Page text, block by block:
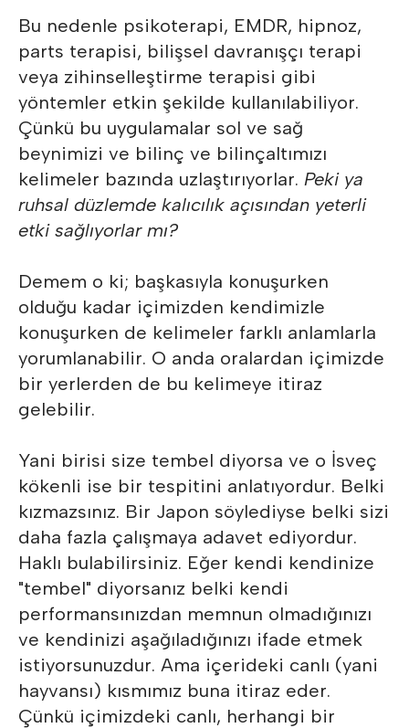
Bu nedenle psikoterapi, EMDR, hipnoz,
parts terapisi, bilişsel davranışçı terapi
veya zihinselleştirme terapisi gibi
yöntemler etkin şekilde kullanılabiliyor.
Çünkü bu uygulamalar sol ve sağ
beynimizi ve bilinç ve bilinçaltımızı
kelimeler bazında uzlaştırıyorlar. Peki ya
ruhsal düzlemde kalıcılık açısından yeterli
etki sağlıyorlar mı?
Demem o ki; başkasıyla konuşurken
olduğu kadar içimizden kendimizle
konuşurken de kelimeler farklı anlamlarla
yorumlanabilir. O anda oralardan içimizde
bir yerlerden de bu kelimeye itiraz
gelebilir.
Yani birisi size tembel diyorsa ve o İsveç
kökenli ise bir tespitini anlatıyordur. Belki
kızmazsınız. Bir Japon söylediyse belki sizi
daha fazla çalışmaya adavet ediyordur.
Haklı bulabilirsiniz. Eğer kendi kendinize
"tembel" diyorsanız belki kendi
performansınızdan memnun olmadığınızı
ve kendinizi aşağıladığınızı ifade etmek
istiyorsunuzdur. Ama içerideki canlı (yani
hayvansı) kısmımız buna itiraz eder.
Çünkü içimizdeki canlı, herhangi bir